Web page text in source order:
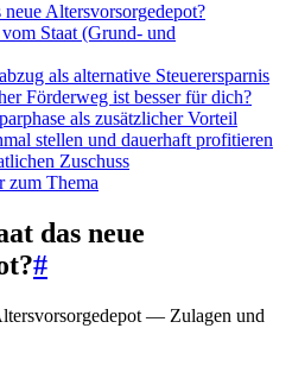
Altersvorsorgedepot?
Staat (Grund- und
als alternative Steuerersparnis
Förderweg ist besser für dich?
als zusätzlicher Vorteil
stellen und dauerhaft profitieren
Zuschuss
zum Thema
das neue
#